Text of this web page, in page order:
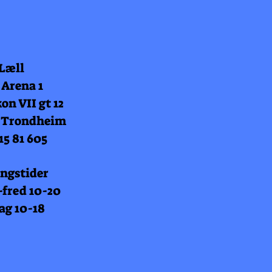
1
VII gt 12
Trondheim
81 605
10-20
10-18